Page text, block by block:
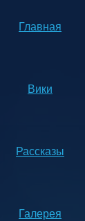
Главная
Вики
Рассказы
Галерея